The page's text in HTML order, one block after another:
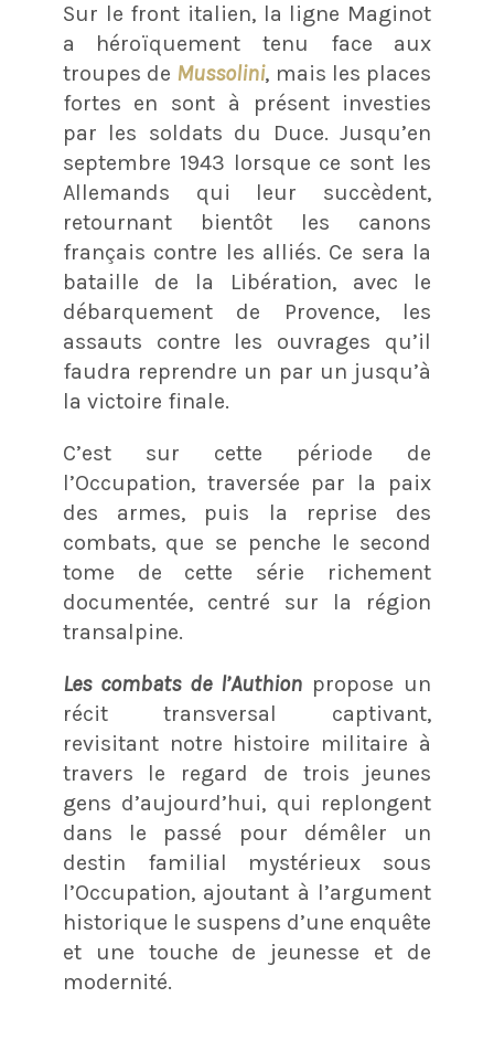
Sur le front italien, la ligne Maginot
a héroïquement tenu face aux
troupes de Mussolini, mais les places
fortes en sont à présent investies
par les soldats du Duce. Jusqu’en
septembre 1943 lorsque ce sont les
Allemands qui leur succèdent,
retournant bientôt les canons
français contre les alliés. Ce sera la
bataille de la Libération, avec le
débarquement de Provence, les
assauts contre les ouvrages qu’il
faudra reprendre un par un jusqu’à
la victoire finale.
C’est sur cette période de
l’Occupation, traversée par la paix
des armes, puis la reprise des
combats, que se penche le second
tome de cette série richement
documentée, centré sur la région
transalpine.
Les combats de l’Authion propose un
récit transversal captivant,
revisitant notre histoire militaire à
travers le regard de trois jeunes
gens d’aujourd’hui, qui replongent
dans le passé pour démêler un
destin familial mystérieux sous
l’Occupation, ajoutant à l’argument
historique le suspens d’une enquête
et une touche de jeunesse et de
modernité.